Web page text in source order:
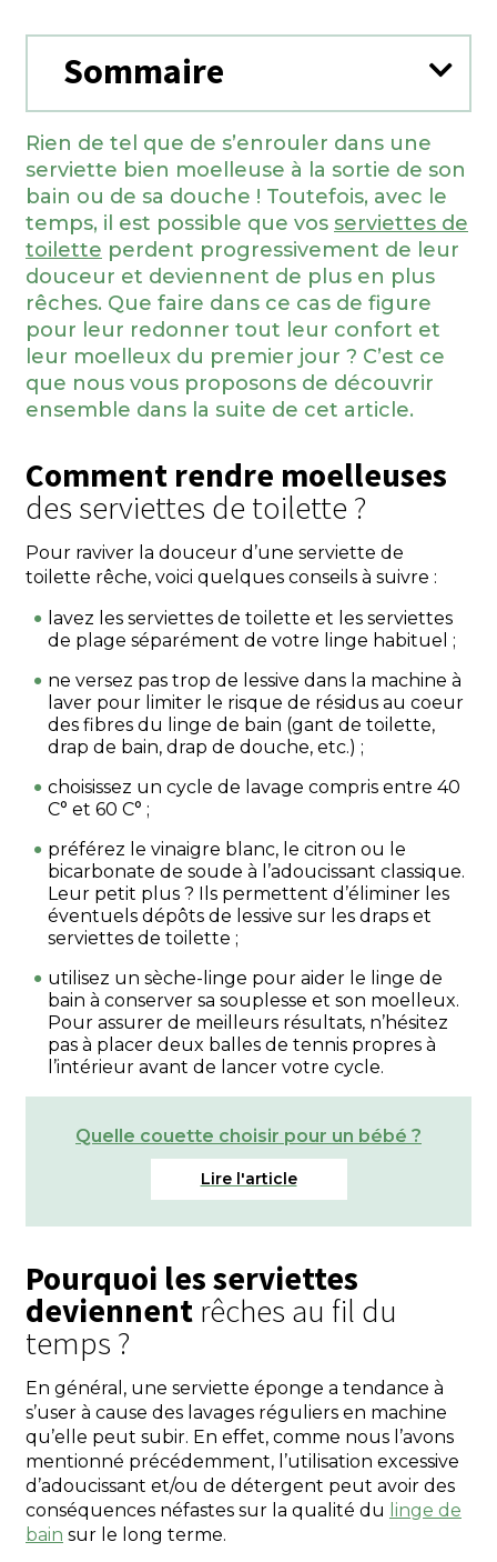
Sommaire
Rien de tel que de s’enrouler dans une
serviette bien moelleuse à la sortie de son
bain ou de sa douche ! Toutefois, avec le
temps, il est possible que vos serviettes de
toilette perdent progressivement de leur
douceur et deviennent de plus en plus
rêches. Que faire dans ce cas de figure
pour leur redonner tout leur confort et
leur moelleux du premier jour ? C’est ce
que nous vous proposons de découvrir
ensemble dans la suite de cet article.
Comment rendre moelleuses
des serviettes de toilette ?
Pour raviver la douceur d’une serviette de
toilette rêche, voici quelques conseils à suivre :
lavez les serviettes de toilette et les serviettes
de plage séparément de votre linge habituel ;
ne versez pas trop de lessive dans la machine à
laver pour limiter le risque de résidus au coeur
des fibres du linge de bain (gant de toilette,
drap de bain, drap de douche, etc.) ;
choisissez un cycle de lavage compris entre 40
C° et 60 C° ;
préférez le vinaigre blanc, le citron ou le
bicarbonate de soude à l’adoucissant classique.
Leur petit plus ? Ils permettent d’éliminer les
éventuels dépôts de lessive sur les draps et
serviettes de toilette ;
utilisez un sèche-linge pour aider le linge de
bain à conserver sa souplesse et son moelleux.
Pour assurer de meilleurs résultats, n’hésitez
pas à placer deux balles de tennis propres à
l’intérieur avant de lancer votre cycle.
Quelle couette choisir pour un bébé ?
Pourquoi les serviettes
deviennent rêches au fil du
temps ?
En général, une serviette éponge a tendance à
s’user à cause des lavages réguliers en machine
qu’elle peut subir. En effet, comme nous l’avons
mentionné précédemment, l’utilisation excessive
d’adoucissant et/ou de détergent peut avoir des
conséquences néfastes sur la qualité du linge de
bain sur le long terme.